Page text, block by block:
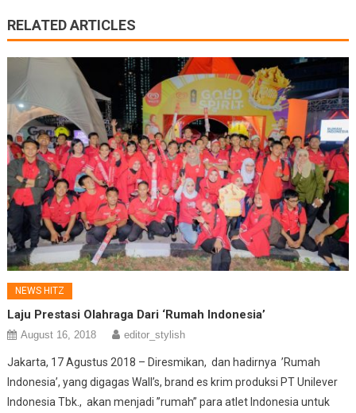
RELATED ARTICLES
NEWS HITZ
Laju Prestasi Olahraga Dari ‘Rumah Indonesia’
August 16, 2018 editor_stylish
Jakarta, 17 Agustus 2018 – Diresmikan, dan hadirnya ’Rumah
Indonesia’, yang digagas Wall’s, brand es krim produksi PT Unilever
Indonesia Tbk., akan menjadi ”rumah” para atlet Indonesia untuk